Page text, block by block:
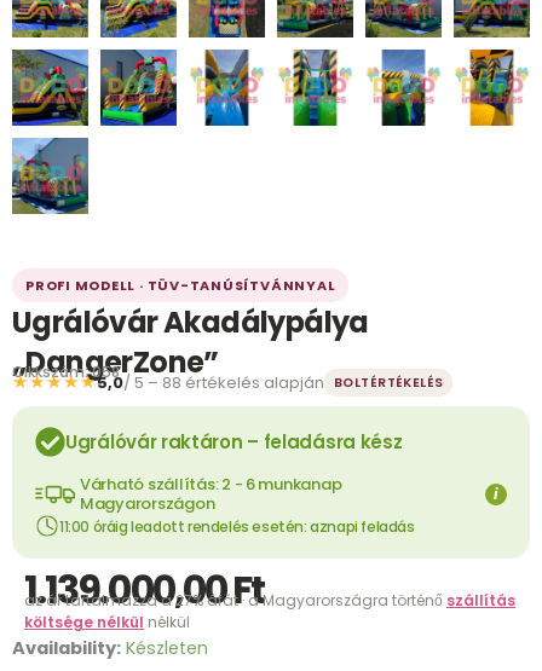
PROFI MODELL · TÜV-TANÚSÍTVÁNNYAL
Ugrálóvár Akadálypálya
„DangerZone”
Cikkszám: 058
★★★★★5,0/ 5 – 88 értékelés alapján BOLTÉRTÉKELÉS
Ugrálóvár raktáron – feladásra kész
Várható szállítás: 2 - 6 munkanap
Magyarországon
i
11:00 óráig leadott rendelés esetén: aznapi feladás
1.139.000,00Ft
az ár tartalmazza a 27% áfát · a Magyarországra történő szállítás
költsége nélkül nélkül
Availability: Készleten
Ugrálóvár